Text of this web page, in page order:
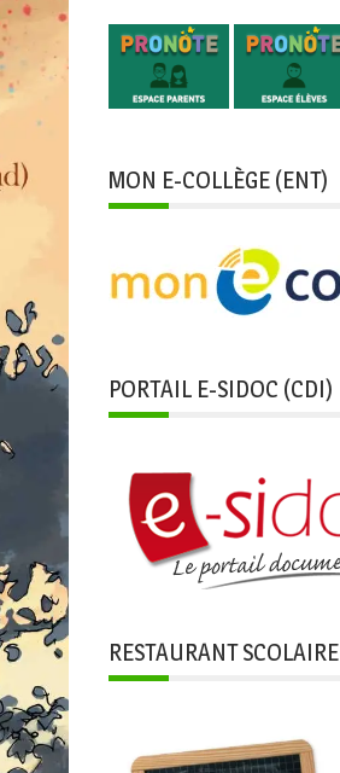
MON E-COLLÈGE (ENT)
PORTAIL E-SIDOC (CDI)
RESTAURANT SCOLAIRE